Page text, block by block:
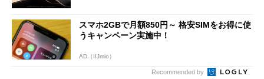
スマホ2GBで月額850円～ 格安SIMをお得に使
うキャンペーン実施中！
AD（IIJmio）
Recommended by